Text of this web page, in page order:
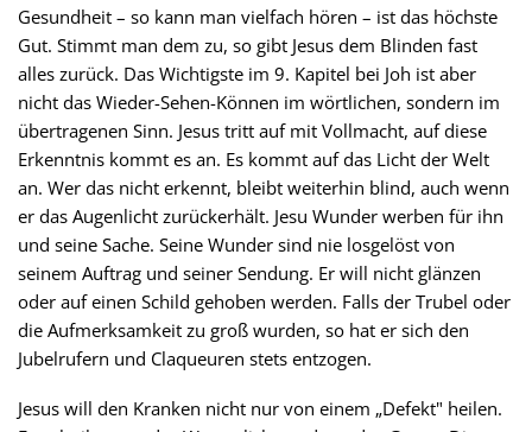
Gesundheit – so kann man vielfach hören – ist das höchste
Gut. Stimmt man dem zu, so gibt Jesus dem Blinden fast
alles zurück. Das Wichtigste im 9. Kapitel bei Joh ist aber
nicht das Wieder-Sehen-Können im wörtlichen, sondern im
übertragenen Sinn. Jesus tritt auf mit Vollmacht, auf diese
Erkenntnis kommt es an. Es kommt auf das Licht der Welt
an. Wer das nicht erkennt, bleibt weiterhin blind, auch wenn
er das Augenlicht zurückerhält. Jesu Wunder werben für ihn
und seine Sache. Seine Wunder sind nie losgelöst von
seinem Auftrag und seiner Sendung. Er will nicht glänzen
oder auf einen Schild gehoben werden. Falls der Trubel oder
die Aufmerksamkeit zu groß wurden, so hat er sich den
Jubelrufern und Claqueuren stets entzogen.
Jesus will den Kranken nicht nur von einem „Defekt" heilen.